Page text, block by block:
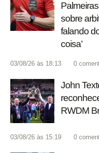
sobre
falando
coisa’
03/08/26 às 18:13 0
John
RWDM
03/08/26 às 15:19 0